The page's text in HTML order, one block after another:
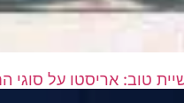
טוב: אריסטו על